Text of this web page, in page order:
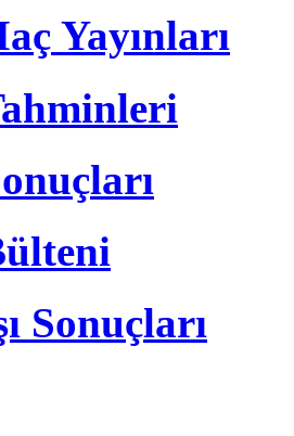
Yayınları
Sonuçları